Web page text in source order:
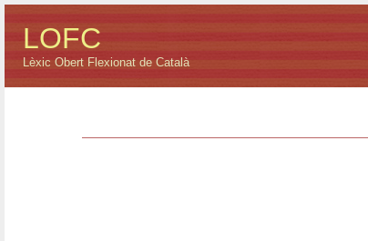
LOFC
Lèxic Obert Flexionat de Català